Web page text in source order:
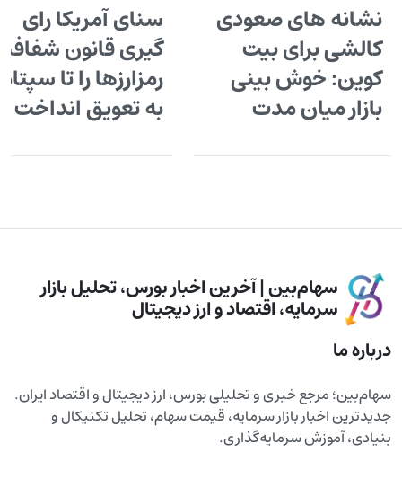
نشانه های صعودی
کالشی برای بیت
کوین: خوش بینی
بازار میان مدت
سنای آمریکا رای
گیری قانون
رمزارزها را تا
به تعویق انداخت
سهام‌بین | آخرین اخبار بورس، تحلیل بازار
سرمایه، اقتصاد و ارز دیجیتال
درباره ما
سهام‌بین؛ مرجع خبری و تحلیلی بورس، ارز دیجیتال و اقتصاد ایران.
جدیدترین اخبار بازار سرمایه، قیمت سهام، تحلیل تکنیکال و
بنیادی، آموزش سرمایه‌گذاری.